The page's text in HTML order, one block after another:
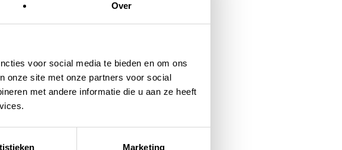
Over
voor social media te bieden en om ons
onze site met onze partners voor social
met andere informatie die u aan ze heeft
Marketing